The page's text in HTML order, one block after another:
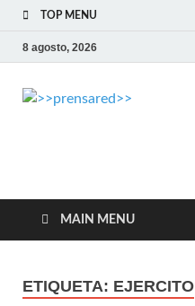
TOP MENU
8 agosto, 2026
MAIN MENU
ETIQUETA: EJERCITO